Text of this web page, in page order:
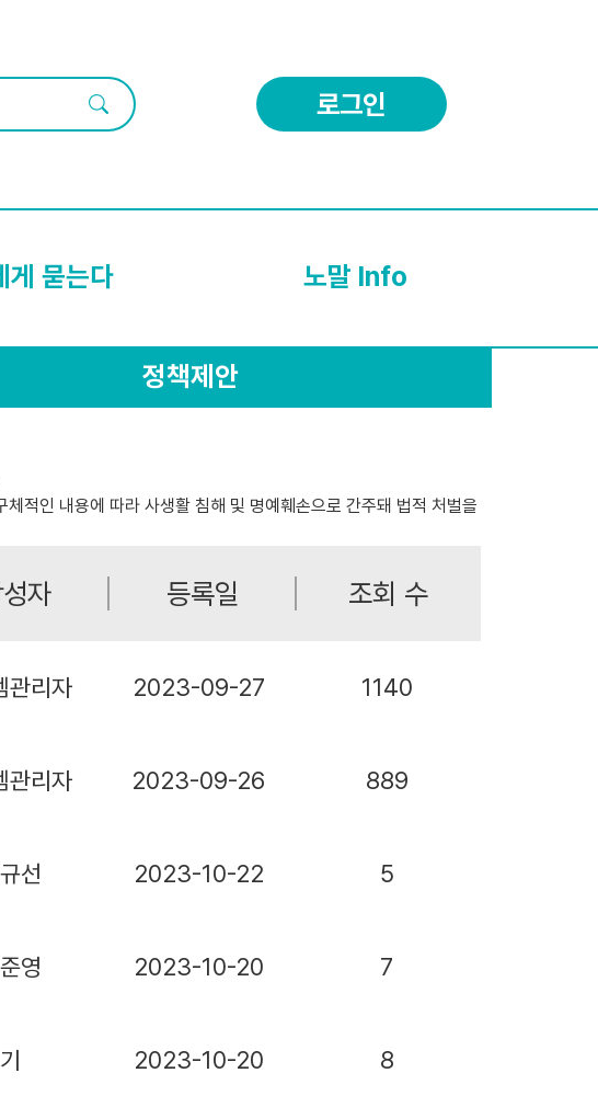
로그인
게 묻는다 노말 Info
정책제안
적인 내용에 따라 사생활 침해 및 명예훼손으로 간주돼 법적 처벌을
자 등록일 조회 수
관리자 2023-09-27 1140
관리자 2023-09-26 889
선 2023-10-22 5
영 2023-10-20 7
기 2023-10-20 8